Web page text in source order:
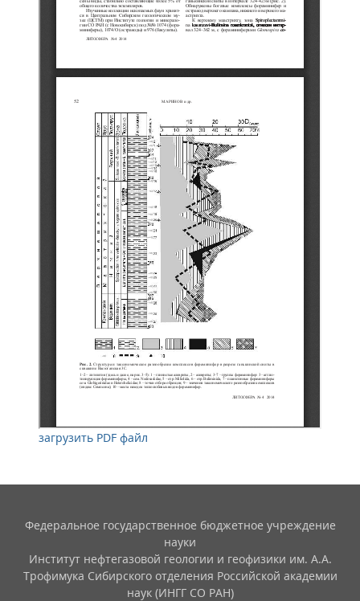
загрузить PDF файл
Федеральное государственное бюджетное учреждение
науки
Институт нефтегазовой геологии и геофизики им. А.А.
Трофимука Сибирского отделения Российской академии
наук (ИНГГ СО РАН)